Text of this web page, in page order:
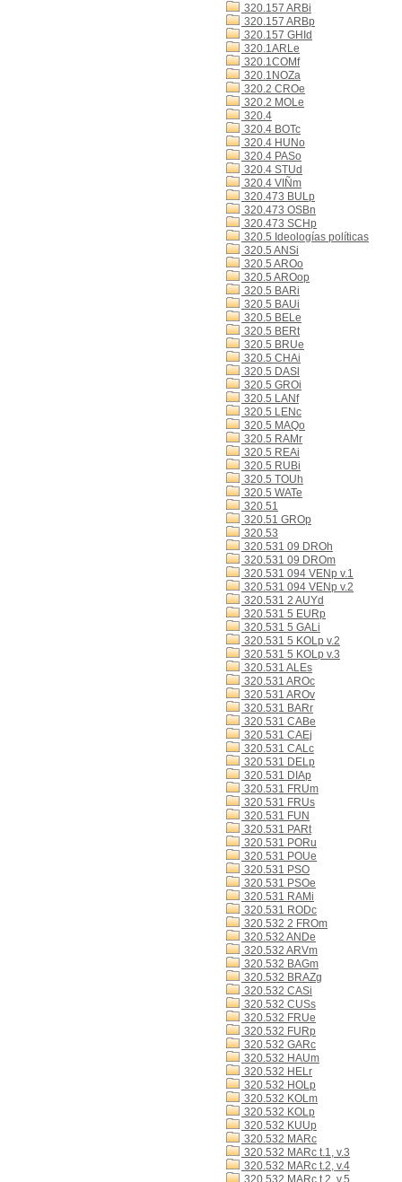
320.157 ARBi
320.157 ARBp
320.157 GHId
320.1ARLe
320.1COMf
320.1NOZa
320.2 CROe
320.2 MOLe
320.4
320.4 BOTc
320.4 HUNo
320.4 PASo
320.4 STUd
320.4 VIÑm
320.473 BULp
320.473 OSBn
320.473 SCHp
320.5 Ideologías políticas
320.5 ANSi
320.5 AROo
320.5 AROop
320.5 BARi
320.5 BAUi
320.5 BELe
320.5 BERt
320.5 BRUe
320.5 CHAi
320.5 DASl
320.5 GROi
320.5 LANf
320.5 LENc
320.5 MAQo
320.5 RAMr
320.5 REAi
320.5 RUBi
320.5 TOUh
320.5 WATe
320.51
320.51 GROp
320.53
320.531 09 DROh
320.531 09 DROm
320.531 094 VENp v.1
320.531 094 VENp v.2
320.531 2 AUYd
320.531 5 EURp
320.531 5 GALi
320.531 5 KOLp v.2
320.531 5 KOLp v.3
320.531 ALEs
320.531 AROc
320.531 AROv
320.531 BARr
320.531 CABe
320.531 CAEj
320.531 CALc
320.531 DELp
320.531 DIAp
320.531 FRUm
320.531 FRUs
320.531 FUN
320.531 PARt
320.531 PORu
320.531 POUe
320.531 PSO
320.531 PSOe
320.531 RAMi
320.531 RODc
320.532 2 FROm
320.532 ANDe
320.532 ARVm
320.532 BAGm
320.532 BRAZg
320.532 CASi
320.532 CUSs
320.532 FRUe
320.532 FURp
320.532 GARc
320.532 HAUm
320.532 HELr
320.532 HOLp
320.532 KOLm
320.532 KOLp
320.532 KUUp
320.532 MARc
320.532 MARc t.1, v.3
320.532 MARc t.2, v.4
320.532 MARc t.2, v.5